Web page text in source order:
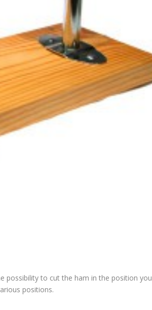
possibility to cut the ham in the position you
positions.